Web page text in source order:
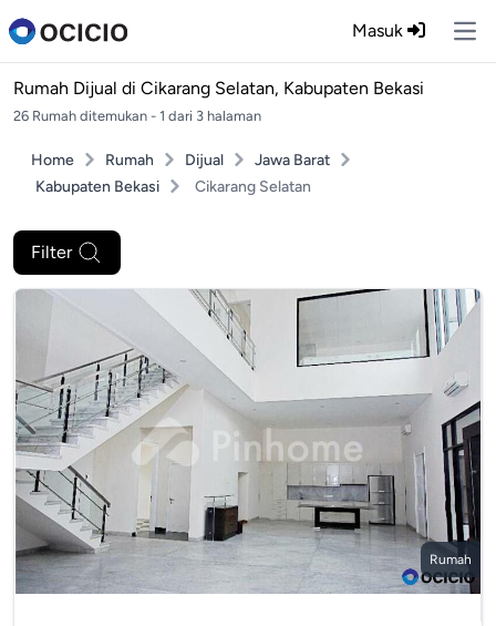
Masuk
Rumah Dijual di Cikarang Selatan, Kabupaten Bekasi
26 Rumah ditemukan - 1 dari 3 halaman
Home Rumah Dijual
Jawa Barat
Kabupaten Bekasi
Cikarang Selatan
Filter
Rumah